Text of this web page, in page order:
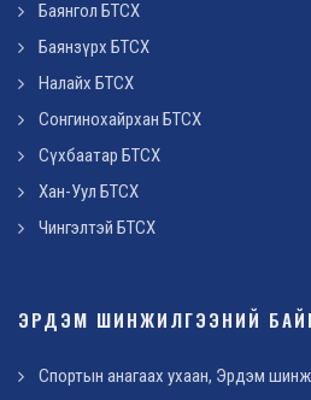
Баянгол БТСХ
Баянзүрх БТСХ
Налайх БТСХ
Сонгинохайрхан БТСХ
Сүхбаатар БТСХ
Хан-Уул БТСХ
Чингэлтэй БТСХ
ЭРДЭМ ШИНЖИЛГЭЭНИЙ
Спортын анагаах ухаан, Эрдэм